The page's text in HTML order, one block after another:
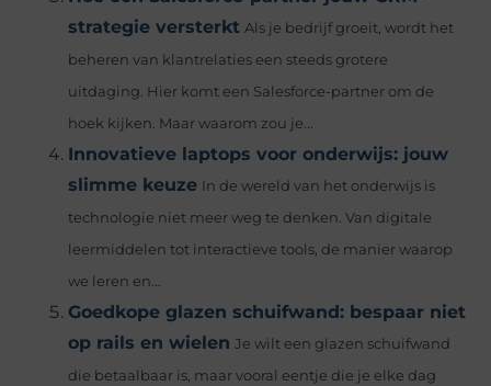
strategie versterkt Als je bedrijf groeit, wordt het
beheren van klantrelaties een steeds grotere
uitdaging. Hier komt een Salesforce-partner om de
hoek kijken. Maar waarom zou je...
Innovatieve laptops voor onderwijs: jouw
slimme keuze In de wereld van het onderwijs is
technologie niet meer weg te denken. Van digitale
leermiddelen tot interactieve tools, de manier waarop
we leren en...
Goedkope glazen schuifwand: bespaar niet
op rails en wielen Je wilt een glazen schuifwand
die betaalbaar is, maar vooral eentje die je elke dag